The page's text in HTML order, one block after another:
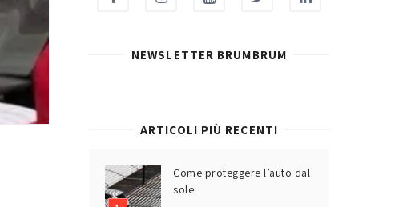
NEWSLETTER BRUMBRUM
ARTICOLI PIÙ RECENTI
Come proteggere l’auto dal
sole